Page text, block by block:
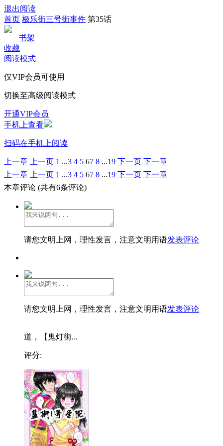
退出阅读
首页 极乐街三号街事件 第35话
书架
收藏
阅读模式
仅VIP会员可使用
切换至高级阅读模式
开通VIP会员
手机上查看
扫码在手机上阅读
上一章 上一页 1 ...3 4 5 67 8 ...19 下一页 下一章
上一章
上一页 1 ...3 4 5 67 8 ...19 下一页 下一章
本章评论 (共有6条评论)
请您文明上网，理性发言，注意文明用语发表评论
请您文明上网，理性发言，注意文明用语发表评论
道，【鬼灯街...
评分: